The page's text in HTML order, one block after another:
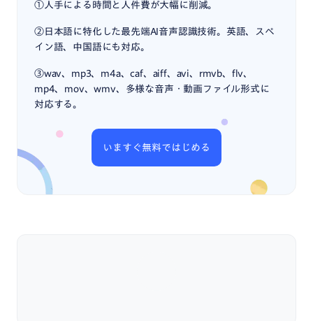
①人手による時間と人件費が大幅に削減。
②日本語に特化した最先端AI音声認識技術。英語、スペ
イン語、中国語にも対応。
③wav、mp3、m4a、caf、aiff、avi、rmvb、flv、
mp4、mov、wmv、多様な音声・動画ファイル形式に
対応する。
いますぐ無料ではじめる